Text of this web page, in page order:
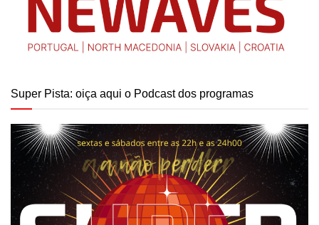
Super Pista: oiça aqui o Podcast dos programas